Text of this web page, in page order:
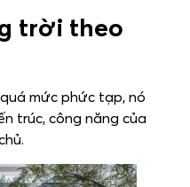
trời theo
mức phức tạp, nó
trúc, công năng của